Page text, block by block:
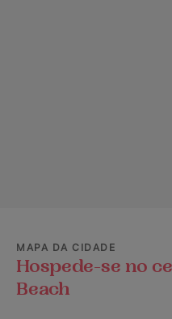
MAPA DA CIDADE
Hospede-se no
Beach